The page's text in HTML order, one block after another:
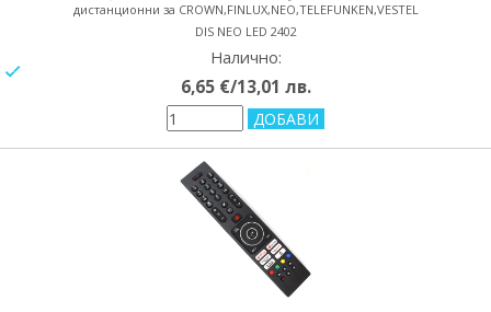
дистанционни за CROWN,FINLUX,NEO,TELEFUNKEN,VESTEL
DIS NEO LED 2402
Налично:
6,65 €/13,01 лв.